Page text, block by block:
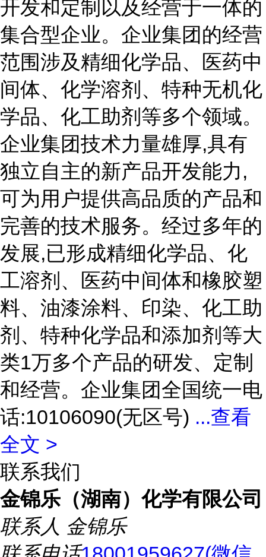
开发和定制以及经营于一体的
集合型企业。企业集团的经营
范围涉及精细化学品、医药中
间体、化学溶剂、特种无机化
学品、化工助剂等多个领域。
企业集团技术力量雄厚,具有
独立自主的新产品开发能力,
可为用户提供高品质的产品和
完善的技术服务。经过多年的
发展,已形成精细化学品、化
工溶剂、医药中间体和橡胶塑
料、油漆涂料、印染、化工助
剂、特种化学品和添加剂等大
类1万多个产品的研发、定制
和经营。企业集团全国统一电
话:10106090(无区号) ...查看
全文 >
联系我们
金锦乐（湖南）化学有限公司
联系人 金锦乐